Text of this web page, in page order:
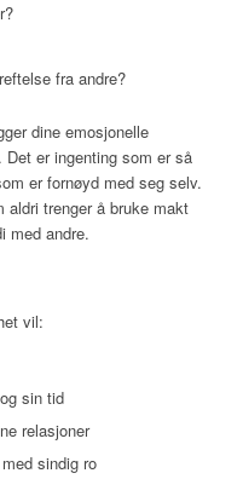
fra andre?
dine emosjonelle
er ingenting som er så
er fornøyd med seg selv.
trenger å bruke makt
med andre.
vil:
sin tid
relasjoner
sindig ro